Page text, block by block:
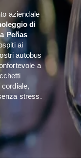
aziendale
di
Peñas
ai
autobus
a
stress.